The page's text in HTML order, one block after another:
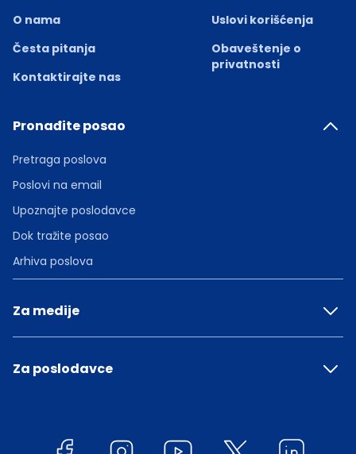
O nama
Česta pitanja
Kontaktirajte nas
Uslovi korišćenja
Obaveštenje o
privatnosti
Pronađite posao
Pretraga poslova
Poslovi na email
Upoznajte poslodavce
Dok tražite posao
Arhiva poslova
Za medije
Za poslodavce